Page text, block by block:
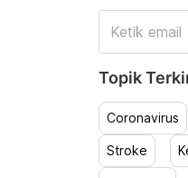
Topik
Coronavirus
Stroke